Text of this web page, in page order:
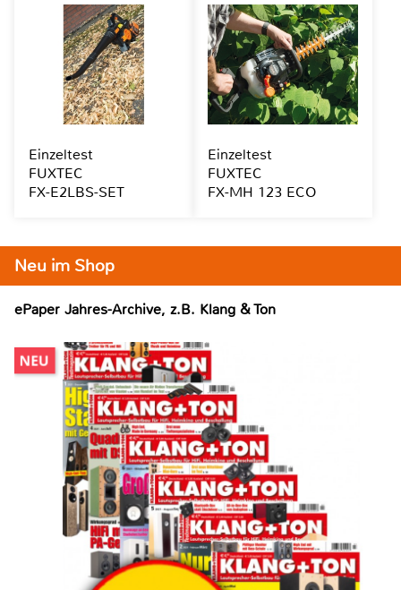
Neu im Shop
ePaper Jahres-Archive, z.B. Klang & Ton
Einzeltest
FUXTEC
FX-E2LBS-SET
Einzeltest
FUXTEC
FX-MH 123 ECO